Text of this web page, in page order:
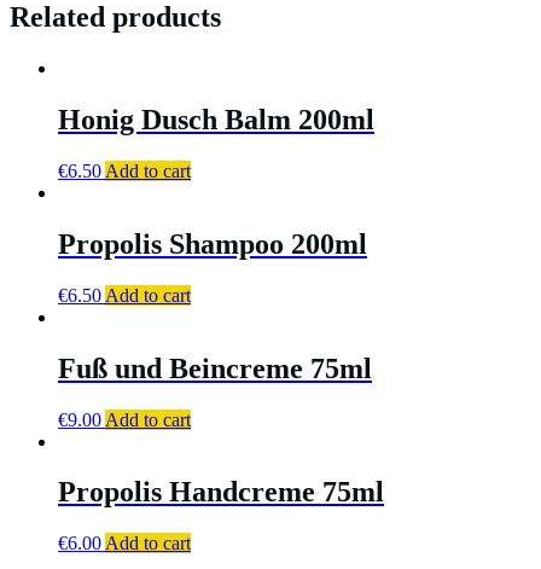
Related products
Honig Dusch Balm 200ml
€6.50 Add to cart
Propolis Shampoo 200ml
€6.50 Add to cart
Fuß und Beincreme 75ml
€9.00 Add to cart
Propolis Handcreme 75ml
€6.00 Add to cart